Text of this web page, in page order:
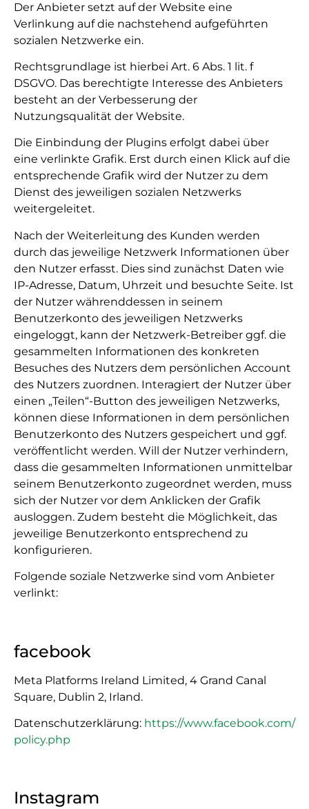
Der Anbieter setzt auf der Website eine
Verlinkung auf die nachstehend aufgeführten
sozialen Netzwerke ein.
Rechtsgrundlage ist hierbei Art. 6 Abs. 1 lit. f
DSGVO. Das berechtigte Interesse des Anbieters
besteht an der Verbesserung der
Nutzungsqualität der Website.
Die Einbindung der Plugins erfolgt dabei über
eine verlinkte Grafik. Erst durch einen Klick auf die
entsprechende Grafik wird der Nutzer zu dem
Dienst des jeweiligen sozialen Netzwerks
weitergeleitet.
Nach der Weiterleitung des Kunden werden
durch das jeweilige Netzwerk Informationen über
den Nutzer erfasst. Dies sind zunächst Daten wie
IP-Adresse, Datum, Uhrzeit und besuchte Seite. Ist
der Nutzer währenddessen in seinem
Benutzerkonto des jeweiligen Netzwerks
eingeloggt, kann der Netzwerk-Betreiber ggf. die
gesammelten Informationen des konkreten
Besuches des Nutzers dem persönlichen Account
des Nutzers zuordnen. Interagiert der Nutzer über
einen „Teilen“-Button des jeweiligen Netzwerks,
können diese Informationen in dem persönlichen
Benutzerkonto des Nutzers gespeichert und ggf.
veröffentlicht werden. Will der Nutzer verhindern,
dass die gesammelten Informationen unmittelbar
seinem Benutzerkonto zugeordnet werden, muss
sich der Nutzer vor dem Anklicken der Grafik
ausloggen. Zudem besteht die Möglichkeit, das
jeweilige Benutzerkonto entsprechend zu
konfigurieren.
Folgende soziale Netzwerke sind vom Anbieter
verlinkt:
facebook
Meta Platforms Ireland Limited, 4 Grand Canal
Square, Dublin 2, Irland.
Datenschutzerklärung: https://www.facebook.com/
policy.php
Instagram